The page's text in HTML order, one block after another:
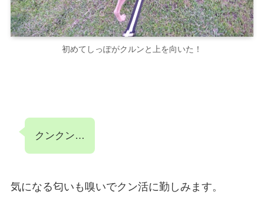
初めてしっぽがクルンと上を向いた！
クンクン…
気になる匂いも嗅いでクン活に勤しみます。